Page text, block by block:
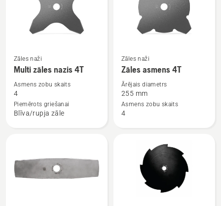
Skatīt
vairāk
par
Multi
zāles
Zāles naži
Multi zāles nazis 4T
Asmens zobu skaits
4
Piemērots griešanai
Blīva/rupja zāle
Skatīt
vairāk
informācijas
par
Zāles
asmens
Zāles naži
Zāles asmens 4T
Ārējais diametrs
255 mm
Asmens zobu skaits
4